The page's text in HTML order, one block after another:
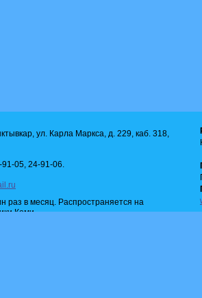
ул. Карла Маркса, д. 229, каб. 318,
05, 24-91-06.
раз в месяц. Распространяется на
Коми.